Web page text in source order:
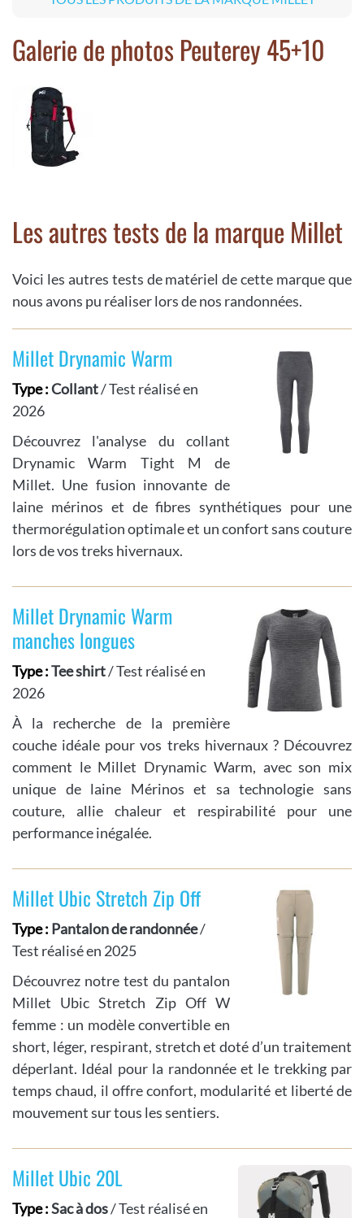
Galerie de photos Peuterey 45+10
Les autres tests de la marque Millet
Voici les autres tests de matériel de cette marque que
nous avons pu réaliser lors de nos randonnées.
Millet Drynamic Warm
Type :Collant/ Test réalisé en
2026
Découvrez l'analyse du collant
Drynamic Warm Tight M de
Millet. Une fusion innovante de
laine mérinos et de fibres synthétiques pour une
thermorégulation optimale et un confort sans couture
lors de vos treks hivernaux.
Millet Drynamic Warm
manches longues
Type :Tee shirt/ Test réalisé en
2026
À la recherche de la première
couche idéale pour vos treks hivernaux ? Découvrez
comment le Millet Drynamic Warm, avec son mix
unique de laine Mérinos et sa technologie sans
couture, allie chaleur et respirabilité pour une
performance inégalée.
Millet Ubic Stretch Zip Off
Type : Pantalon de randonnée/
Test réalisé en 2025
Découvrez notre test du pantalon
Millet Ubic Stretch Zip Off W
femme : un modèle convertible en
short, léger, respirant, stretch et doté d’un traitement
déperlant. Idéal pour la randonnée et le trekking par
temps chaud, il offre confort, modularité et liberté de
mouvement sur tous les sentiers.
Millet Ubic 20L
Type :Sac à dos/ Test réalisé en